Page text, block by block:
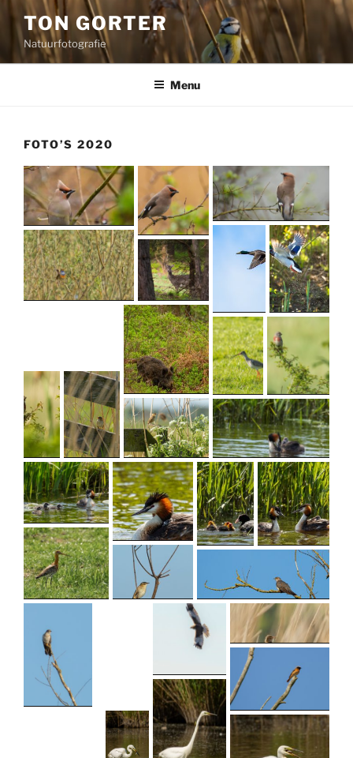
naar
inhoud
TON GORTER
Natuurfotografie
Menu
FOTO’S 2020